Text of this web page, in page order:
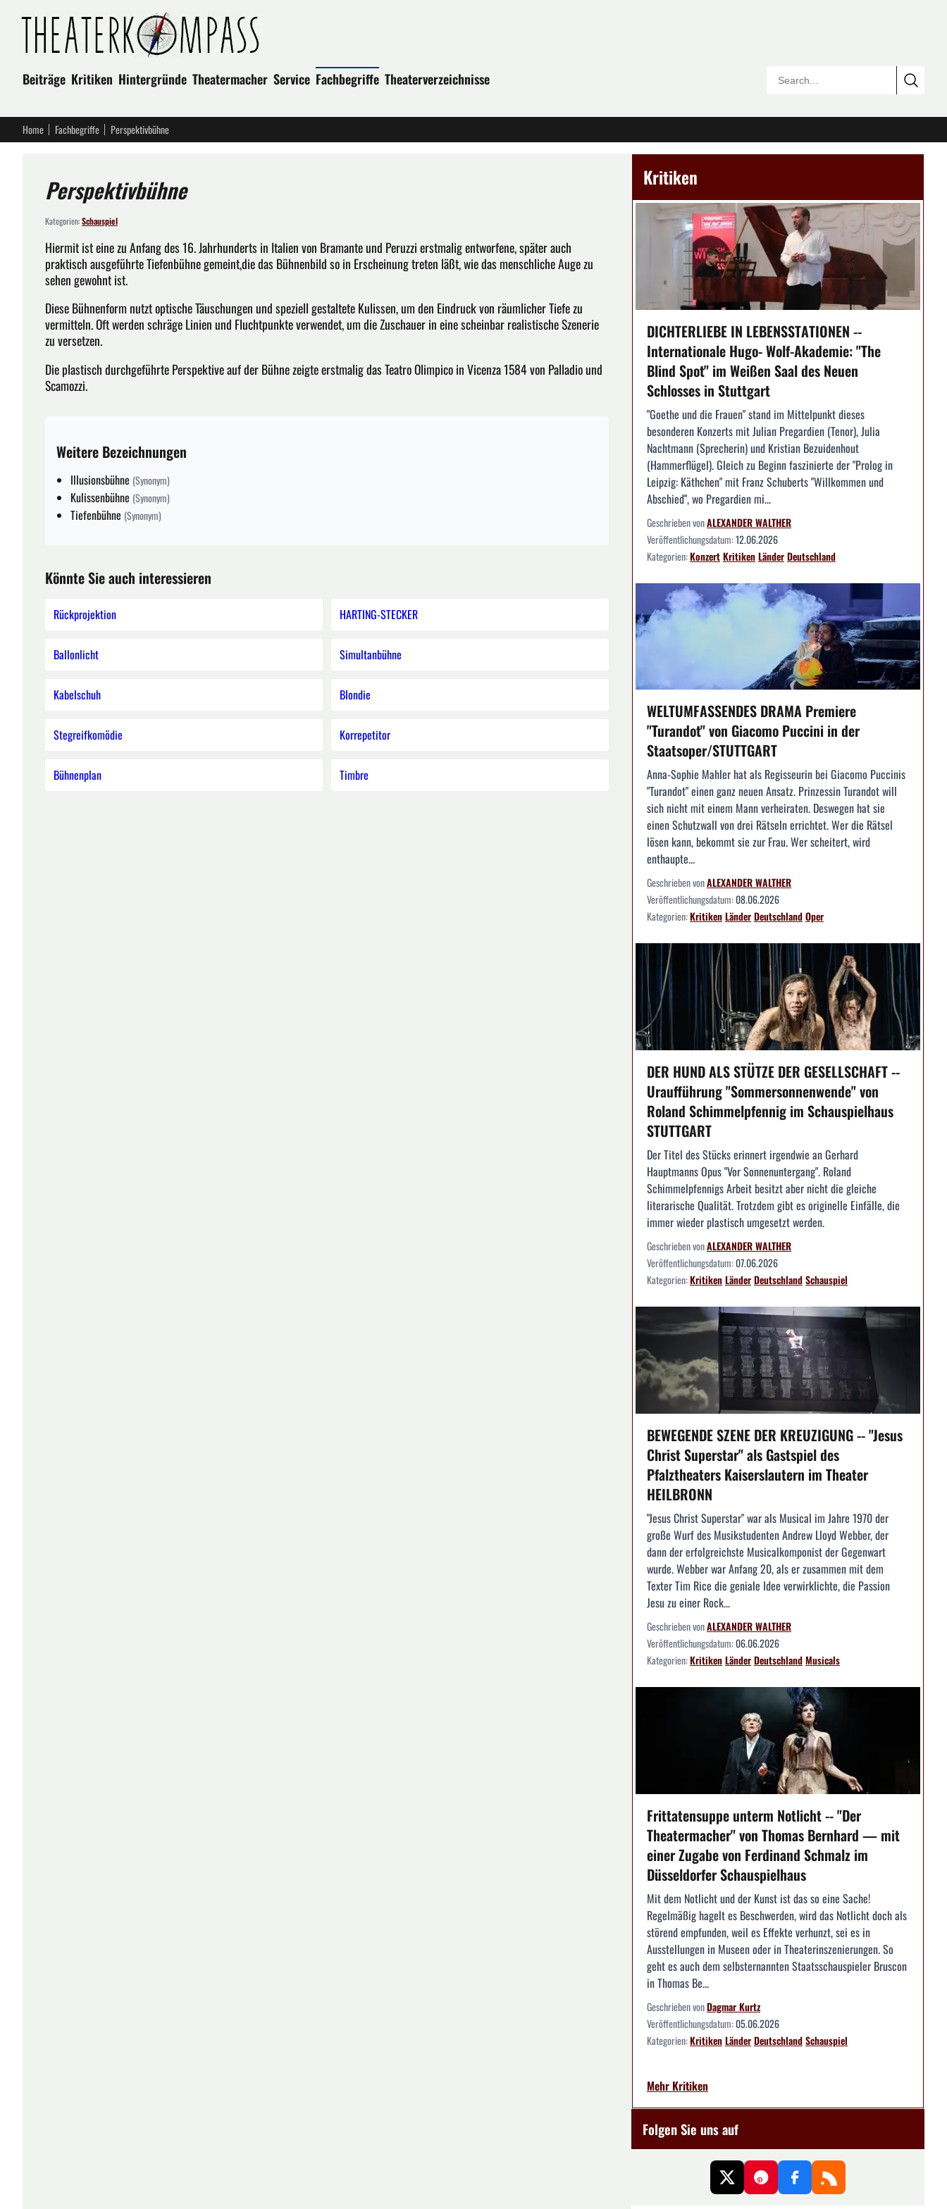
Beiträge Kritiken Hintergründe Theatermacher Service Fachbegriffe Theaterverzeichnisse
Home Fachbegriffe Perspektivbühne
Perspektivbühne
Kategorien:Schauspiel
Hiermit ist eine zu Anfang des 16. Jahrhunderts in Italien von Bramante und Peruzzi erstmalig entworfene, später auch
praktisch ausgeführte Tiefenbühne gemeint,die das Bühnenbild so in Erscheinung treten läßt, wie das menschliche Auge zu
sehen gewohnt ist.
Diese Bühnenform nutzt optische Täuschungen und speziell gestaltete Kulissen, um den Eindruck von räumlicher Tiefe zu
vermitteln. Oft werden schräge Linien und Fluchtpunkte verwendet, um die Zuschauer in eine scheinbar realistische Szenerie
zu versetzen.
Die plastisch durchgeführte Perspektive auf der Bühne zeigte erstmalig das Teatro Olimpico in Vicenza 1584 von Palladio und
Scamozzi.
Weitere Bezeichnungen
Illusionsbühne (Synonym)
Kulissenbühne (Synonym)
Tiefenbühne (Synonym)
Könnte Sie auch interessieren
Rückprojektion HARTING-STECKER
Ballonlicht Simultanbühne
Kabelschuh Blondie
Stegreifkomödie Korrepetitor
Bühnenplan Timbre
Kritiken
DICHTERLIEBE IN LEBENSSTATIONEN --
Internationale Hugo- Wolf-Akademie: "The
Blind Spot" im Weißen Saal des Neuen
Schlosses in Stuttgart
"Goethe und die Frauen" stand im Mittelpunkt dieses
besonderen Konzerts mit Julian Pregardien (Tenor), Julia
Nachtmann (Sprecherin) und Kristian Bezuidenhout
(Hammerflügel). Gleich zu Beginn faszinierte der "Prolog in
Leipzig: Käthchen" mit Franz Schuberts "Willkommen und
Abschied", wo Pregardien mi...
Geschrieben vonALEXANDER WALTHER
Veröffentlichungsdatum:12.06.2026
Kategorien:KonzertKritikenLänderDeutschland
WELTUMFASSENDES DRAMA Premiere
"Turandot" von Giacomo Puccini in der
Staatsoper/STUTTGART
Anna-Sophie Mahler hat als Regisseurin bei Giacomo Puccinis
"Turandot" einen ganz neuen Ansatz. Prinzessin Turandot will
sich nicht mit einem Mann verheiraten. Deswegen hat sie
einen Schutzwall von drei Rätseln errichtet. Wer die Rätsel
lösen kann, bekommt sie zur Frau. Wer scheitert, wird
enthaupte...
Geschrieben vonALEXANDER WALTHER
Veröffentlichungsdatum:08.06.2026
Kategorien:KritikenLänderDeutschlandOper
DER HUND ALS STÜTZE DER GESELLSCHAFT --
Uraufführung "Sommersonnenwende" von
Roland Schimmelpfennig im Schauspielhaus
STUTTGART
Der Titel des Stücks erinnert irgendwie an Gerhard
Hauptmanns Opus "Vor Sonnenuntergang". Roland
Schimmelpfennigs Arbeit besitzt aber nicht die gleiche
literarische Qualität. Trotzdem gibt es originelle Einfälle, die
immer wieder plastisch umgesetzt werden.
Geschrieben vonALEXANDER WALTHER
Veröffentlichungsdatum:07.06.2026
Kategorien:KritikenLänderDeutschlandSchauspiel
BEWEGENDE SZENE DER KREUZIGUNG -- "Jesus
Christ Superstar" als Gastspiel des
Pfalztheaters Kaiserslautern im Theater
HEILBRONN
"Jesus Christ Superstar" war als Musical im Jahre 1970 der
große Wurf des Musikstudenten Andrew Lloyd Webber, der
dann der erfolgreichste Musicalkomponist der Gegenwart
wurde. Webber war Anfang 20, als er zusammen mit dem
Texter Tim Rice die geniale Idee verwirklichte, die Passion
Jesu zu einer Rock...
Geschrieben vonALEXANDER WALTHER
Veröffentlichungsdatum:06.06.2026
Kategorien:KritikenLänderDeutschlandMusicals
Frittatensuppe unterm Notlicht -- "Der
Theatermacher" von Thomas Bernhard — mit
einer Zugabe von Ferdinand Schmalz im
Düsseldorfer Schauspielhaus
Mit dem Notlicht und der Kunst ist das so eine Sache!
Regelmäßig hagelt es Beschwerden, wird das Notlicht doch als
störend empfunden, weil es Effekte verhunzt, sei es in
Ausstellungen in Museen oder in Theaterinszenierungen. So
geht es auch dem selbsternannten Staatsschauspieler Bruscon
in Thomas Be...
Geschrieben vonDagmar Kurtz
Veröffentlichungsdatum:05.06.2026
Kategorien:KritikenLänderDeutschlandSchauspiel
Mehr Kritiken
Folgen Sie uns auf